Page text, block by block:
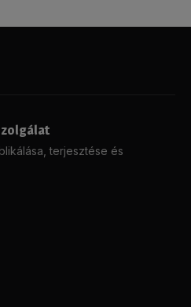
terjesztése és